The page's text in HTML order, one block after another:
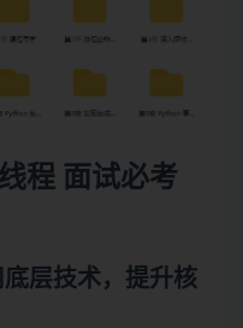
程 面试必考
层技术，提升核